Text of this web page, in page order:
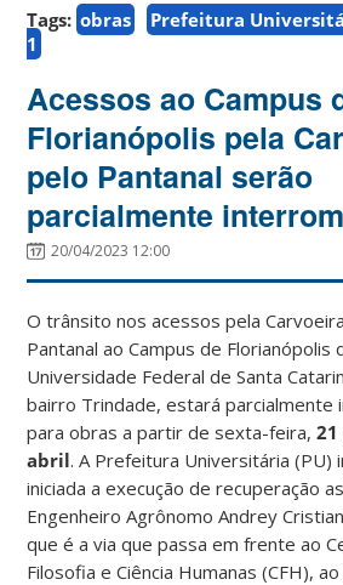
Tags: obras Prefeitura
1
Acessos ao Campus
Florianópolis pela
pelo Pantanal serão
parcialmente
20/04/2023 12:00
O trânsito nos acessos pela
Pantanal ao Campus de Florianópolis
Universidade Federal de Santa
bairro Trindade, estará parcialmente
para obras a partir de sexta-feira,21
abril. A Prefeitura Universitária (PU)
iniciada a execução de recuperação
Engenheiro Agrônomo Andrey
que é a via que passa em frente ao
Filosofia e Ciência Humanas (CFH),